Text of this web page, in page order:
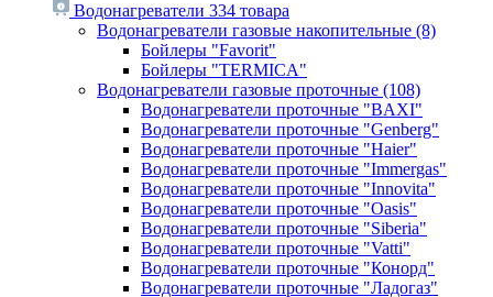
Водонагреватели 334 товара
Водонагреватели газовые накопительные (8)
Бойлеры "Favorit"
Бойлеры "TERMICA"
Водонагреватели газовые проточные (108)
Водонагреватели проточные "BAXI"
Водонагреватели проточные "Genberg"
Водонагреватели проточные "Haier"
Водонагреватели проточные "Immergas"
Водонагреватели проточные "Innovita"
Водонагреватели проточные "Oasis"
Водонагреватели проточные "Siberia"
Водонагреватели проточные "Vatti"
Водонагреватели проточные "Конорд"
Водонагреватели проточные "Ладогаз"